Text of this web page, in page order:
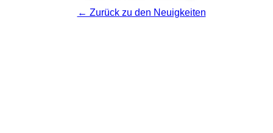
← Zurück zu den Neuigkeiten